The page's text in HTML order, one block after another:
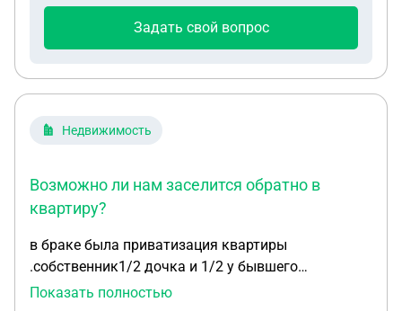
Задать свой вопрос
Недвижимость
Возможно ли нам заселится обратно в
квартиру?
в браке была приватизация квартиры
.собственник1/2 дочка и 1/2 у бывшего
мужа.после развода мне с общими детьми
Показать полностью